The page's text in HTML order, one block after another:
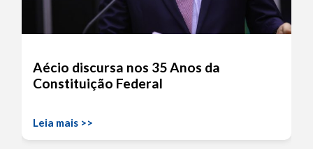
Aécio discursa nos 35 Anos da
Constituição Federal
Leia mais >>